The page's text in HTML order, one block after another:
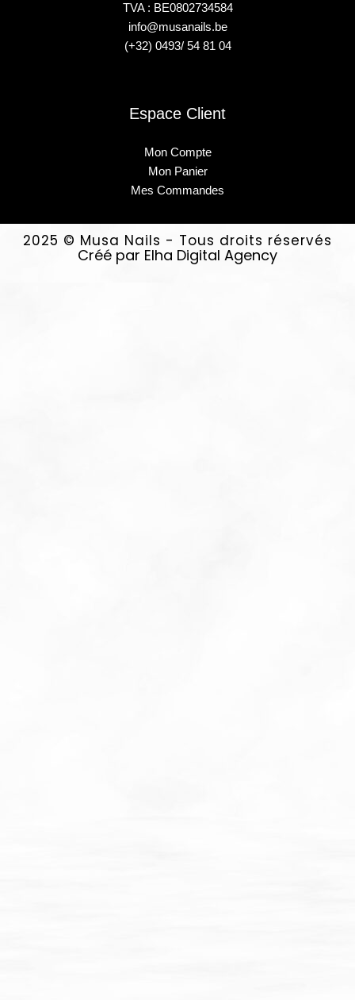
TVA : BE0802734584
info@musanails.be
(+32) 0493/ 54 81 04
Espace Client
Mon Compte
Mon Panier
Mes Commandes
2025 © Musa Nails - Tous droits réservés
Créé par Elha Digital Agency